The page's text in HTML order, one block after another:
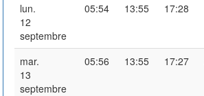
lun.
12
septembre
05:54 13:55 17:28
mar.
13
septembre
05:56 13:55 17:27